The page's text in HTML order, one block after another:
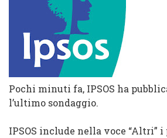
Pochi minuti fa, IPSOS ha
l’ultimo sondaggio.
IPSOS include nella voce “Altri” i